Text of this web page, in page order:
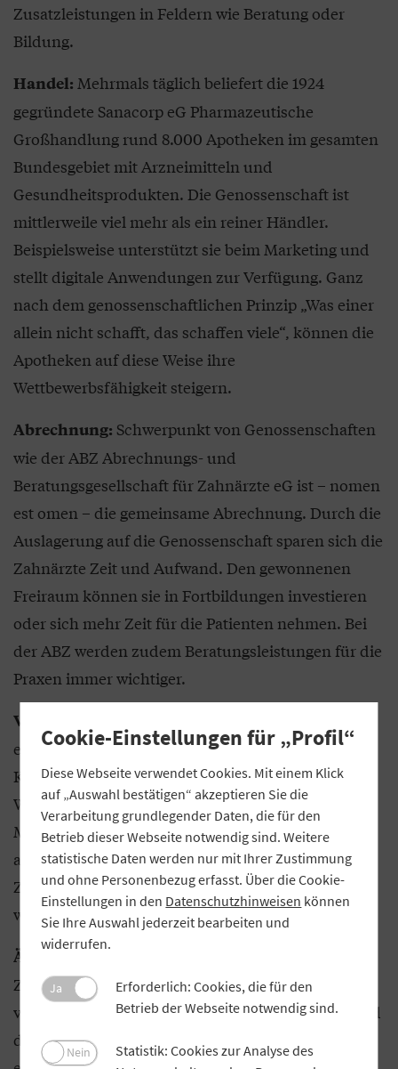
Zusatzleistungen in Feldern wie Beratung oder
Bildung.
Handel: Mehrmals täglich beliefert die 1924
gegründete Sanacorp eG Pharmazeutische
Großhandlung rund 8.000 Apotheken im gesamten
Bundesgebiet mit Arzneimitteln und
Gesundheitsprodukten. Die Genossenschaft ist
mittlerweile viel mehr als ein reiner Händler.
Beispielsweise unterstützt sie beim Marketing und
stellt digitale Anwendungen zur Verfügung. Ganz
nach dem genossenschaftlichen Prinzip „Was einer
allein nicht schafft, das schaffen viele“, können die
Apotheken auf diese Weise ihre
Wettbewerbsfähigkeit steigern.
Abrechnung: Schwerpunkt von Genossenschaften
wie der ABZ Abrechnungs- und
Beratungsgesellschaft für Zahnärzte eG ist – nomen
est omen – die gemeinsame Abrechnung. Durch die
Auslagerung auf die Genossenschaft sparen sich die
Zahnärzte Zeit und Aufwand. Den gewonnenen
Freiraum können sie in Fortbildungen investieren
oder sich mehr Zeit für die Patienten nehmen. Bei
der ABZ werden zudem Beratungsleistungen für die
Praxen immer wichtiger.
Vernetzung:
erwähnte Klinik-Kompetenz-Bayern eG oder die
Kommunale Altenhilfe Bayern eG haben sich dem
Wissenstransfer verschrieben. Sie vernetzen ihre
Mitglieder, damit diese jeweils vom Knowhow der
anderen profitieren. Ein großer Vorteil der
Zusammenschlüsse ist, dass die Mitglieder
weiterhin eigenständig bleiben können.
Ärztenetze:Genossenschaftliche
Zusammenschlüsse von Haus- und Fachärzten
verbessern die Zusammenarbeit untereinander und
definieren einheitliche Qualitätsstandards. Ziel ist
Cookie-Einstellungen für „Profil“
Diese Webseite verwendet Cookies. Mit einem Klick
auf „Auswahl bestätigen“ akzeptieren Sie die
Verarbeitung grundlegender Daten, die für den
Betrieb dieser Webseite notwendig sind. Weitere
statistische Daten werden nur mit Ihrer Zustimmung
und ohne Personenbezug erfasst. Über die Cookie-
Einstellungen in den Datenschutzhinweisen können
Sie Ihre Auswahl jederzeit bearbeiten und
widerrufen.
Ja
Erforderlich: Cookies, die für den
Betrieb der Webseite notwendig sind.
Nein
Statistik: Cookies zur Analyse des